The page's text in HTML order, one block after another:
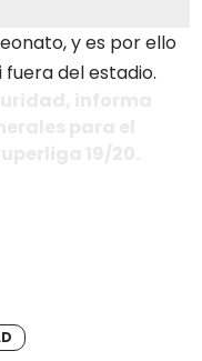
y es por ello
del estadio.